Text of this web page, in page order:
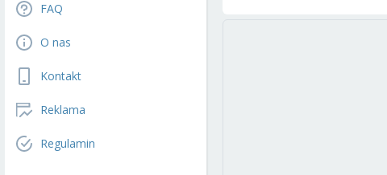
FAQ
O nas
Kontakt
Reklama
Regulamin